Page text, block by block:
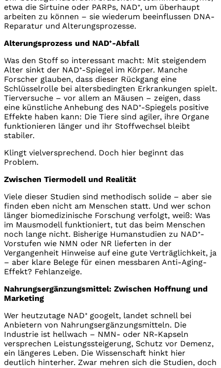
etwa die Sirtuine oder PARPs, NAD⁺, um überhaupt
arbeiten zu können – sie wiederum beeinflussen DNA-
Reparatur und Alterungsprozesse.
Alterungsprozess und NAD⁺-Abfall
Was den Stoff so interessant macht: Mit steigendem
Alter sinkt der NAD⁺-Spiegel im Körper. Manche
Forscher glauben, dass dieser Rückgang eine
Schlüsselrolle bei altersbedingten Erkrankungen spielt.
Tierversuche – vor allem an Mäusen – zeigen, dass
eine künstliche Anhebung des NAD⁺-Spiegels positive
Effekte haben kann: Die Tiere sind agiler, ihre Organe
funktionieren länger und ihr Stoffwechsel bleibt
stabiler.
Klingt vielversprechend. Doch hier beginnt das
Problem.
Zwischen Tiermodell und Realität
Viele dieser Studien sind methodisch solide – aber sie
finden eben nicht am Menschen statt. Und wer schon
länger biomedizinische Forschung verfolgt, weiß: Was
im Mausmodell funktioniert, tut das beim Menschen
noch lange nicht. Bisherige Humanstudien zu NAD⁺-
Vorstufen wie NMN oder NR lieferten in der
Vergangenheit Hinweise auf eine gute Verträglichkeit, ja
– aber klare Belege für einen messbaren Anti-Aging-
Effekt? Fehlanzeige.
Nahrungsergänzungsmittel: Zwischen Hoffnung und
Marketing
Wer heutzutage NAD⁺ googelt, landet schnell bei
Anbietern von Nahrungsergänzungsmitteln. Die
Industrie ist hellwach – NMN- oder NR-Kapseln
versprechen Leistungssteigerung, Schutz vor Demenz,
ein längeres Leben. Die Wissenschaft hinkt hier
deutlich hinterher. Zwar mehren sich die Studien, doch